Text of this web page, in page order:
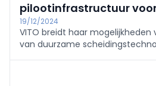
pilootinfrastructuur
19/12/2024
VITO breidt haar mogelijkheden
van duurzame